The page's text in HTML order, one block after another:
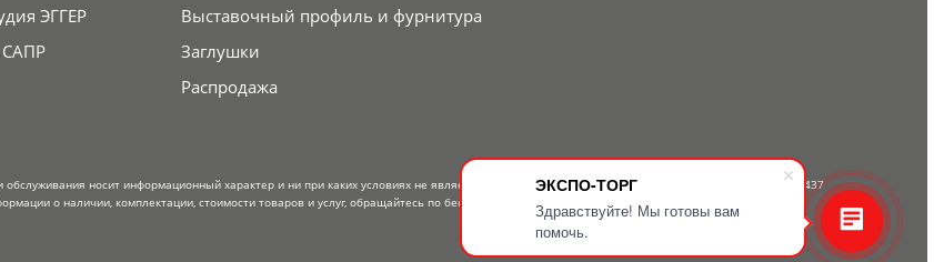
ЭКСПО-ТОРГ
Здравствуйте! Мы готовы вам
помочь.
ЭГГЕР
САПР
Выставочный профиль и фурнитура
Заглушки
Распродажа
носит информационный характер и ни при каких условиях не является публичной офертой, определяемой положениями Статьи 437
о наличии, комплектации, стоимости товаров и услуг, обращайтесь по бесплатному телефону — 8-800-550-44-66.